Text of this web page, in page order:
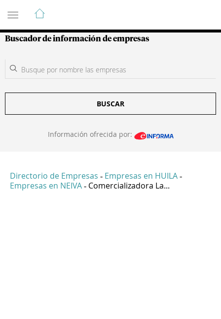
Guía de Empresas Colombianas
Buscador de información de empresas
BUSCAR
Información ofrecida por:
Directorio de Empresas - Empresas en HUILA -
Empresas en NEIVA - Comercializadora La...